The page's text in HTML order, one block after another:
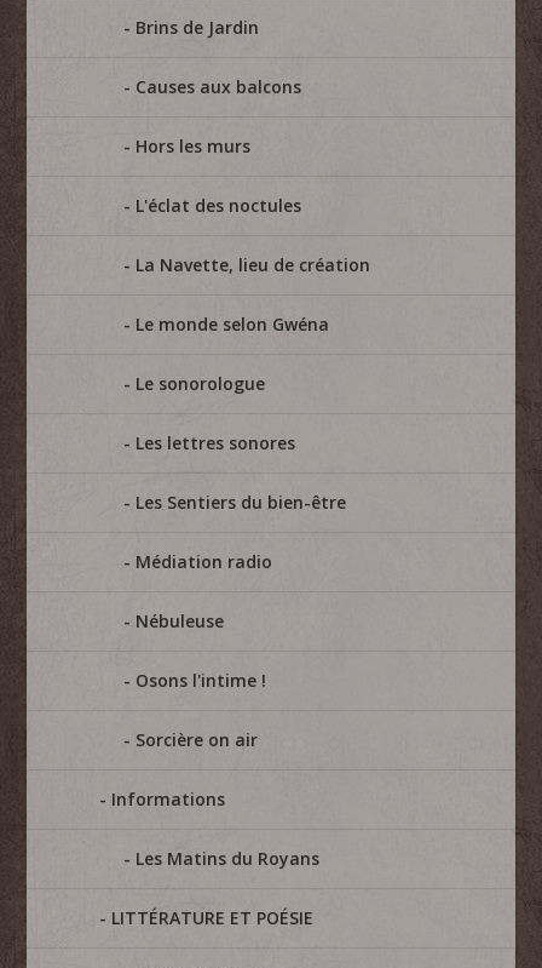
Brins de Jardin
Causes aux balcons
Hors les murs
L'éclat des noctules
La Navette, lieu de création
Le monde selon Gwéna
Le sonorologue
Les lettres sonores
Les Sentiers du bien-être
Médiation radio
Nébuleuse
Osons l'intime !
Sorcière on air
Informations
Les Matins du Royans
LITTÉRATURE ET POÉSIE